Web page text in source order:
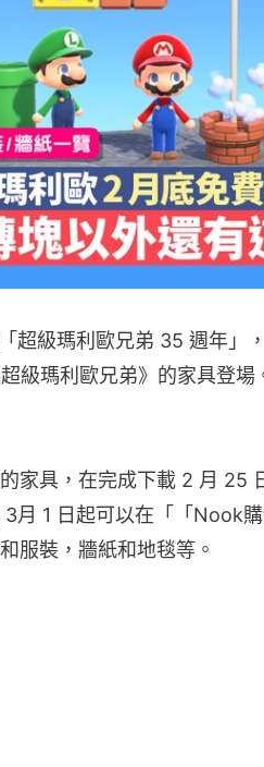
超級瑪利歐兄弟 35 週年」
級瑪利歐兄弟》的家具登
家具，在完成下載 2 月 25
月 1 日起可以在「「Nook
服裝，牆紙和地毯等。